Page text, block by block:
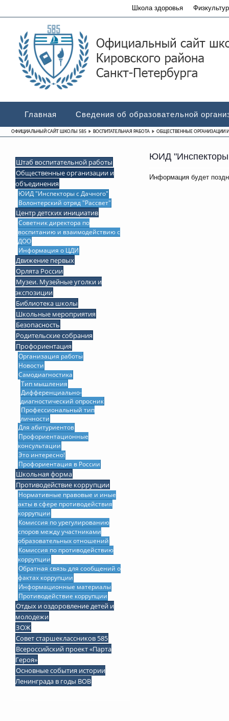
Школа здоровья
Главная Сведения об образовательной
ОФИЦИАЛЬНЫЙ САЙТ ШКОЛЫ 585 ВОСПИТАТЕЛЬНАЯ РАБОТА ОБЩЕСТВЕННЫЕ ОРГАНИЗАЦИИ
Штаб воспитательной работы
Общественные организации и
объединения
ЮИД "Инспекторы с Дачного"
Волонтерский отряд "Рассвет"
Центр детских инициатив
Советник директора по
воспитанию и взаимодействию с
ДОО
Информация о ЦДИ
Движение первых
Орлята России
Музеи. Музейные уголки и
экспозиции
Библиотека школы
Школьные мероприятия
Безопасность
Родительские собрания
Профориентация
Организация работы
Новости
Самодиагностика
Тип мышления
Дифференциально-
диагностический опросник
Профессиональный тип
личности
Для абитуриентов
Профориентационные
консультации
Это интересно!
Профориентация в России
Школьная форма
Противодействие коррупции
Нормативные правовые и иные
акты в сфере противодействия
коррупции
Комиссия по урегулированию
споров между участниками
образовательных отношений
Комиссия по противодействию
коррупции
Обратная связь для сообщений о
фактах коррупции
Информационные материалы
Противодействие коррупции
Отдых и оздоровление детей и
молодежи
ЗОЖ
Совет старшеклассников 585
Всероссийский проект «Парта
Героя»
Основные события истории
Ленинграда в годы ВОВ
ЮИД "Инспекторы
Информация будет